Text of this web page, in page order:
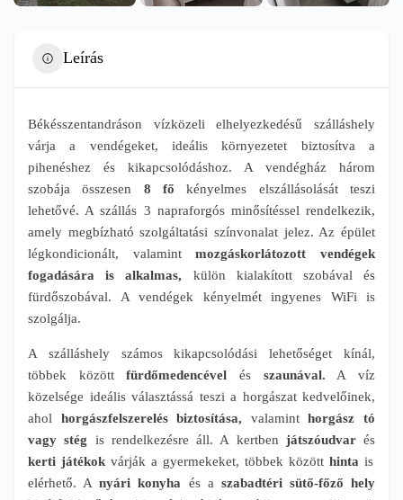
Leírás
Békésszentandráson vízközeli elhelyezkedésű szálláshely
várja a vendégeket, ideális környezetet biztosítva a
pihenéshez és kikapcsolódáshoz. A vendégház három
szobája összesen 8 fő kényelmes elszállásolását teszi
lehetővé. A szállás 3 napraforgós minősítéssel rendelkezik,
amely megbízható szolgáltatási színvonalat jelez. Az épület
légkondicionált, valamintmozgáskorlátozott vendégek
fogadására is alkalmas, külön kialakított szobával és
fürdőszobával. A vendégek kényelmét ingyenes WiFi is
szolgálja.
A szálláshely számos kikapcsolódási lehetőséget kínál,
többek közöttfürdőmedencévelés szaunával. A víz
közelsége ideális választássá teszi a horgászat kedvelőinek,
ahol horgászfelszerelés biztosítása, valaminthorgász tó
vagy stég is rendelkezésre áll. A kertben játszóudvar és
kerti játékok várják a gyermekeket, többek között hinta is
elérhető. Anyári konyha és a szabadtéri sütő-főző hely